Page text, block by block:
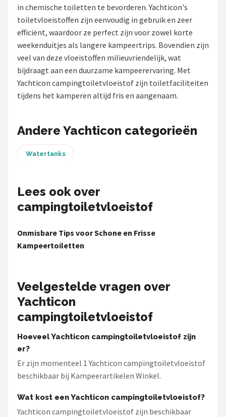
Koelboxen
Shop
POPULAIRE MERKEN
Intex
KOEL
Eurotrail
Bo-Camp
Gimeg
Quechua
Alle merken →
in chemische toiletten te bevorderen. Yachticon's
toiletvloeistoffen zijn eenvoudig in gebruik en zeer
efficiënt, waardoor ze perfect zijn voor zowel korte
weekenduitjes als langere kampeertrips. Bovendien zijn
veel van deze vloeistoffen milieuvriendelijk, wat
bijdraagt aan een duurzame kampeerervaring. Met
Yachticon campingtoiletvloeistof zijn toiletfaciliteiten
tijdens het kamperen altijd fris en aangenaam.
Andere Yachticon categorieën
Watertanks
Lees ook over
campingtoiletvloeistof
Onmisbare Tips voor Schone en Frisse
Kampeertoiletten
Veelgestelde vragen over
Yachticon
campingtoiletvloeistof
Hoeveel Yachticon campingtoiletvloeistof zijn
er?
Er zijn momenteel 1 Yachticon campingtoiletvloeistof
beschikbaar bij Kampeerartikelen Winkel.
Wat kost een Yachticon campingtoiletvloeistof?
Yachticon campingtoiletvloeistof zijn beschikbaar